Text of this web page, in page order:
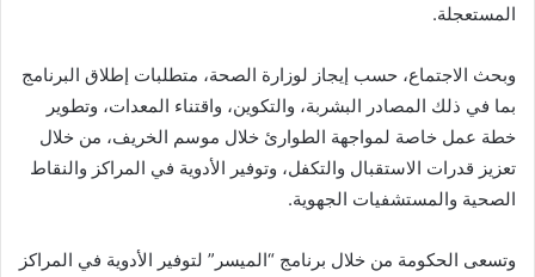
المستعجلة.
وبحث الاجتماع، حسب إيجاز لوزارة الصحة، متطلبات إطلاق البرنامج
بما في ذلك المصادر البشربة، والتكوين، واقتناء المعدات، وتطوير
خطة عمل خاصة لمواجهة الطوارئ خلال موسم الخريف، من خلال
تعزيز قدرات الاستقبال والتكفل، وتوفير الأدوية في المراكز والنقاط
الصحية والمستشفيات الجهوية.
وتسعى الحكومة من خلال برنامج “الميسر” لتوفير الأدوية في المراكز